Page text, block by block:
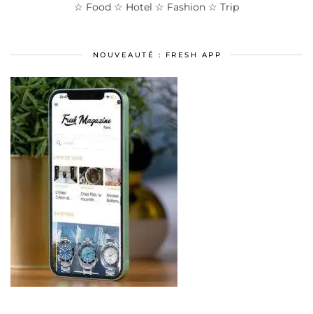
☆ Food ☆ Hotel ☆ Fashion ☆ Trip
NOUVEAUTÉ : FRESH APP